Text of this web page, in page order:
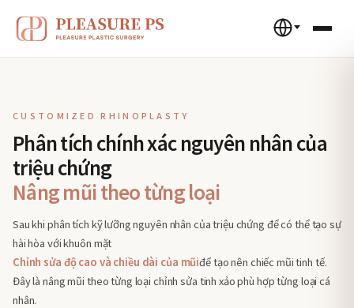
CUSTOMIZED RHINOPLASTY
Phân tích chính xác nguyên nhân của
triệu chứng
Nâng mũi theo từng loại
Sau khi phân tích kỹ lưỡng nguyên nhân của triệu chứng để có thể tạo sự
hài hòa với khuôn mặt
Chỉnh sửa độ cao và chiều dài của mũiđể tạo nên chiếc mũi tinh tế.
Đây là nâng mũi theo từng loại chỉnh sửa tinh xảo phù hợp từng loại cá
nhân.